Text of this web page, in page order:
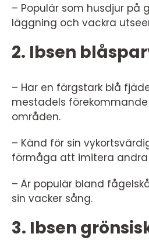
– Populär som husdjur på
läggning och vackra
2. Ibsen
– Har en färgstark blå
mestadels
områden.
– Känd för sin
förmåga att imitera
– Är populär bland
sin vacker sång.
3. Ibsen